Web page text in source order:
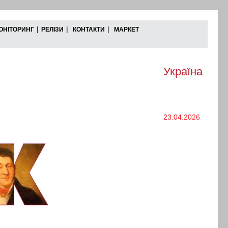
| РЕЛІЗИ | КОНТАКТИ | МАРКЕТ
Україна
23.04.2026